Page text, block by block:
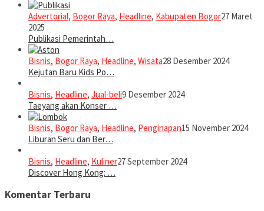
Advertorial, Bogor Raya, Headline, Kabupaten Bogor27 Maret
2025
Publikasi Pemerintah…
Bisnis, Bogor Raya, Headline, Wisata28 Desember 2024
Kejutan Baru Kids Po…
Bisnis, Headline, Jual-beli9 Desember 2024
Taeyang akan Konser …
Bisnis, Bogor Raya, Headline, Penginapan15 November 2024
Liburan Seru dan Ber…
Bisnis, Headline, Kuliner27 September 2024
Discover Hong Kong: …
Komentar Terbaru